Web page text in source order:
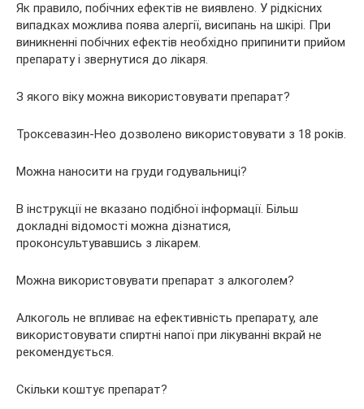
Як правило, побічних ефектів не виявлено. У рідкісних
випадках можлива поява алергії, висипань на шкірі. При
виникненні побічних ефектів необхідно припинити прийом
препарату і звернутися до лікаря.
З якого віку можна використовувати препарат?
Троксевазин-Нео дозволено використовувати з 18 років.
Можна наносити на груди годувальниці?
В інструкції не вказано подібної інформації. Більш
докладні відомості можна дізнатися,
проконсультувавшись з лікарем.
Можна використовувати препарат з алкоголем?
Алкоголь не впливає на ефективність препарату, але
використовувати спиртні напої при лікуванні вкрай не
рекомендується.
Скільки коштує препарат?